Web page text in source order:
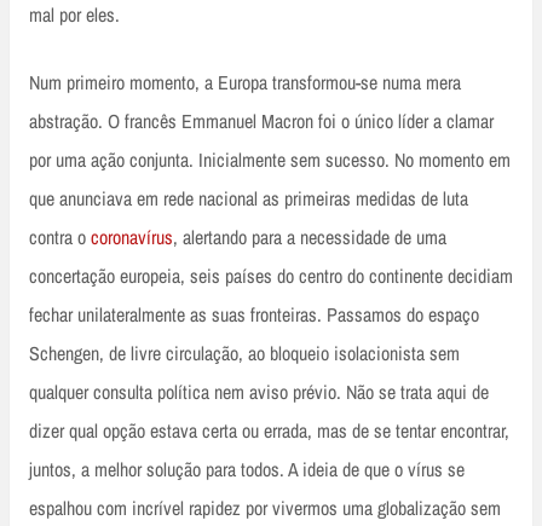
mal por eles.
Num primeiro momento, a Europa transformou-se numa mera
abstração. O francês Emmanuel Macron foi o único líder a clamar
por uma ação conjunta. Inicialmente sem sucesso. No momento em
que anunciava em rede nacional as primeiras medidas de luta
contra ocoronavírus, alertando para a necessidade de uma
concertação europeia, seis países do centro do continente decidiam
fechar unilateralmente as suas fronteiras. Passamos do espaço
Schengen, de livre circulação, ao bloqueio isolacionista sem
qualquer consulta política nem aviso prévio. Não se trata aqui de
dizer qual opção estava certa ou errada, mas de se tentar encontrar,
juntos, a melhor solução para todos. A ideia de que o vírus se
espalhou com incrível rapidez por vivermos uma globalização sem